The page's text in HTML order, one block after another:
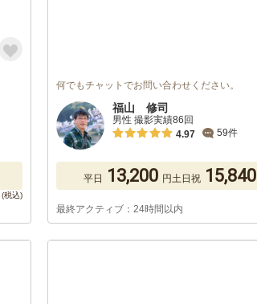
何でもチャットでお問い合わせください。
福山 修司
男性 撮影実績86回
4.97
59件
平日 13,200 円土日祝 15,840
最終アクティブ：24時間以内